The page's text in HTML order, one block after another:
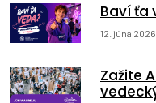
Baví ťa
12. júna 2026
Zažite